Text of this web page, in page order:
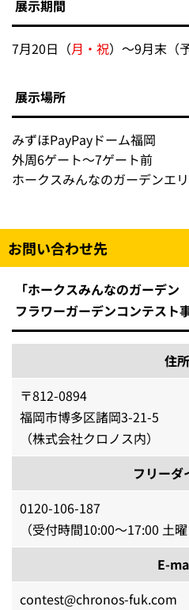
展示期間
7月20日（月・祝）～9月末（
展示場所
みずほPayPayドーム福岡
外周6ゲート～7ゲート前
ホークスみんなのガーデンエ
お問い合わせ先
「ホークスみんなのガーデン
フラワーガーデンコンテスト
住所
〒812-0894
福岡市博多区諸岡3-21-5
（株式会社クロノス内）
フリーダ
0120-106-187
（受付時間10:00～17:00 土
E-
contest@chronos-fuk.com